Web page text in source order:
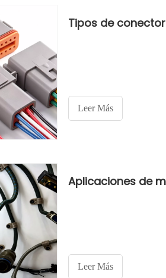
Tipos de
Leer Más
Aplicaciones de
Leer Más